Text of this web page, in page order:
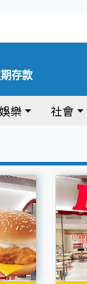
存款
娛樂 社會